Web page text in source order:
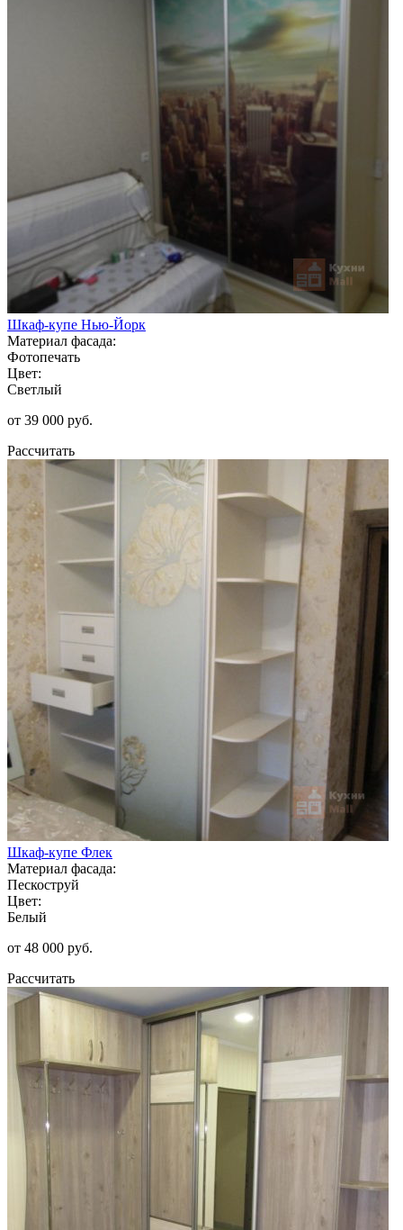
Шкаф-купе Нью-Йорк
Материал фасада:
Фотопечать
Цвет:
Светлый
от 39 000 руб.
Рассчитать
Шкаф-купе Флек
Материал фасада:
Пескоструй
Цвет:
Белый
от 48 000 руб.
Рассчитать